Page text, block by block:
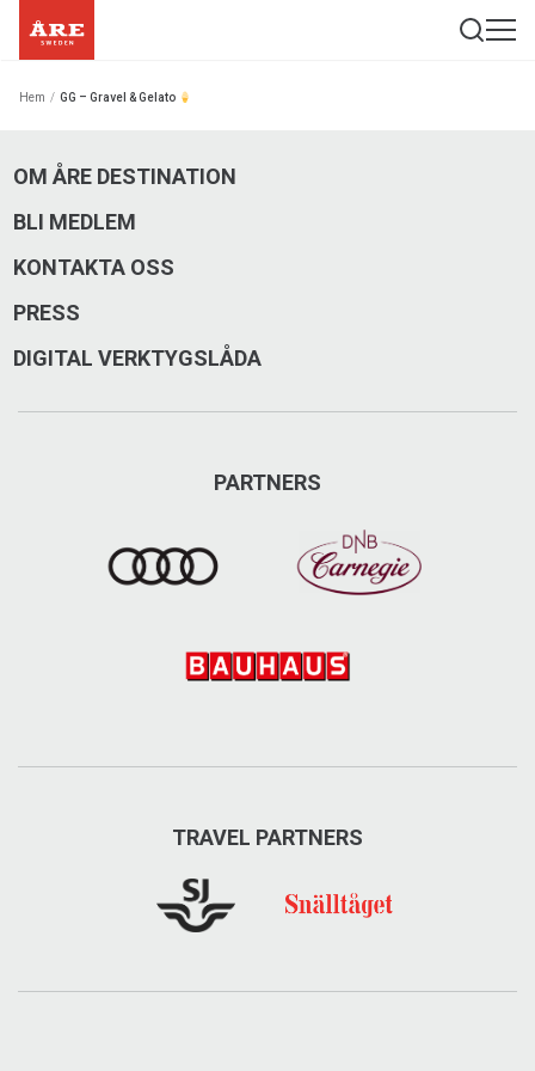
Hem / GG – Gravel & Gelato
OM ÅRE DESTINATION
BLI MEDLEM
KONTAKTA OSS
PRESS
DIGITAL VERKTYGSLÅDA
PARTNERS
TRAVEL PARTNERS